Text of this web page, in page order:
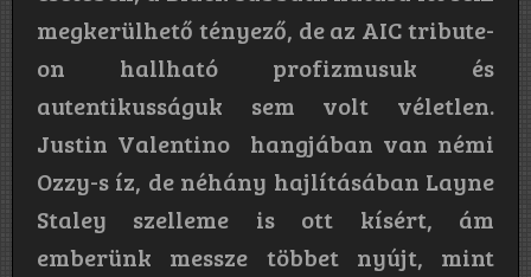
megkerülhető tényező, de az AIC tribute-
on hallható profizmusuk és
autentikusságuk sem volt véletlen.
Justin Valentino hangjában van némi
Ozzy-s íz, de néhány hajlításában Layne
Staley szelleme is ott kísért, ám
emberünk messze többet nyújt, mint